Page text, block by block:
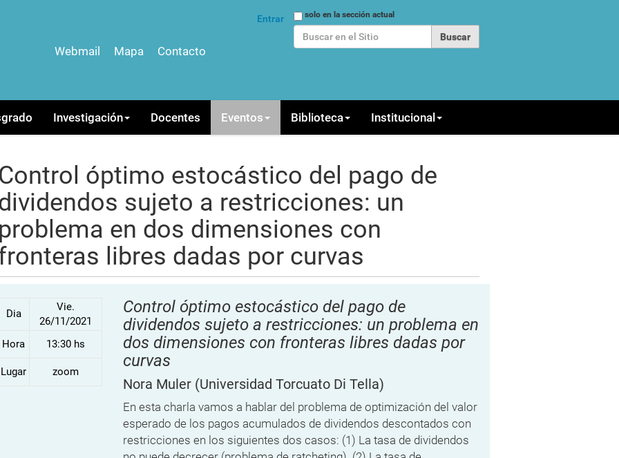
Buscarsolo en la sección actual
Entrar
Webmail Mapa Contacto
Investigación Docentes Eventos Biblioteca Institucional
óptimo estocástico del pago de
sujeto a restricciones: un
en dos dimensiones con
libres dadas por curvas
Dia
Vie.
26/11/2021
Hora
13:30 hs
Lugar zoom
Control óptimo estocástico del pago de
dividendos sujeto a restricciones: un problema en
dos dimensiones con fronteras libres dadas por
curvas
Nora Muler (Universidad Torcuato Di Tella)
En esta charla vamos a hablar del problema de optimización del valor
esperado de los pagos acumulados de dividendos descontados con
restricciones en los siguientes dos casos: (1) La tasa de dividendos